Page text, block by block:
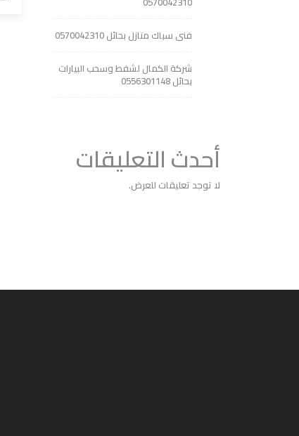
فنى سباك منازل بحائل 0570042310
شركة الكمال لشفط وسحب البيارات
بحائل 0556301148
أحدث التعليقات
لا توجد تعليقات للعرض.